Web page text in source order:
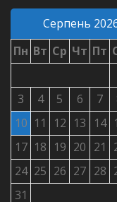
Серпень
Пн Вт Ср Чт Пт
3
4 5 6 7
10 11 12 13 14
17 18 19 20 21
24 25 26 27 28
31